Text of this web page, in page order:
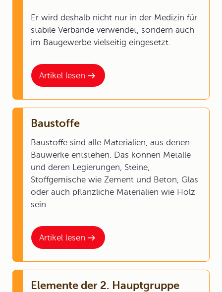
Artikel lesen
Er wird deshalb nicht nur in der Medizin für
stabile Verbände verwendet, sondern auch
im Baugewerbe vielseitig eingesetzt.
Artikel lesen
Baustoffe
Baustoffe sind alle Materialien, aus denen
Bauwerke entstehen. Das können Metalle
und deren Legierungen, Steine,
Stoffgemische wie Zement und Beton, Glas
oder auch pflanzliche Materialien wie Holz
sein.
Elemente der 2. Hauptgruppe